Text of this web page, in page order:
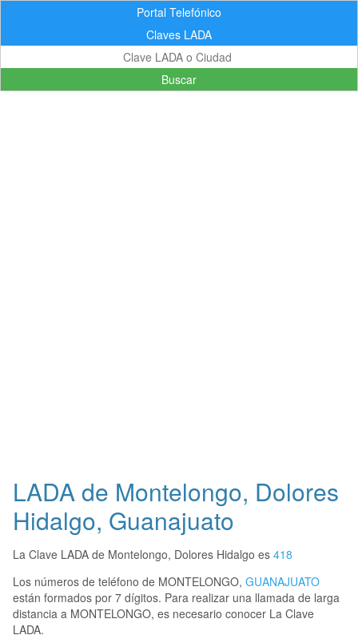
Portal Telefónico
Claves LADA
Buscar
LADA de Montelongo, Dolores
Hidalgo, Guanajuato
La Clave LADA de Montelongo, Dolores Hidalgo es 418
Los números de teléfono de MONTELONGO, GUANAJUATO
están formados por 7 dígitos. Para realizar una llamada de larga
distancia a MONTELONGO, es necesario conocer La Clave
LADA.